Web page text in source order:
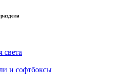
света
и софтбоксы